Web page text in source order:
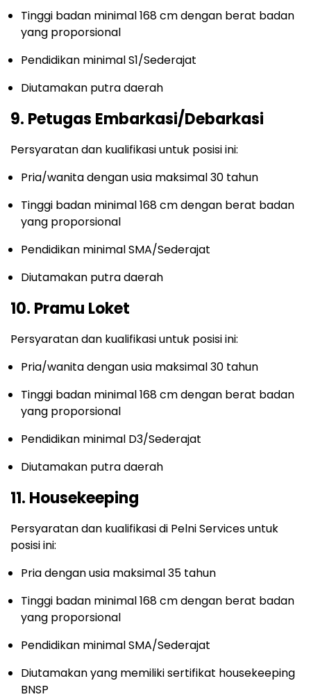
Tinggi badan minimal 168 cm dengan berat badan
yang proporsional
Pendidikan minimal S1/Sederajat
Diutamakan putra daerah
9. Petugas Embarkasi/Debarkasi
Persyaratan dan kualifikasi untuk posisi ini:
Pria/wanita dengan usia maksimal 30 tahun
Tinggi badan minimal 168 cm dengan berat badan
yang proporsional
Pendidikan minimal SMA/Sederajat
Diutamakan putra daerah
10. Pramu Loket
Persyaratan dan kualifikasi untuk posisi ini:
Pria/wanita dengan usia maksimal 30 tahun
Tinggi badan minimal 168 cm dengan berat badan
yang proporsional
Pendidikan minimal D3/Sederajat
Diutamakan putra daerah
11. Housekeeping
Persyaratan dan kualifikasi di Pelni Services untuk
posisi ini:
Pria dengan usia maksimal 35 tahun
Tinggi badan minimal 168 cm dengan berat badan
yang proporsional
Pendidikan minimal SMA/Sederajat
Diutamakan yang memiliki sertifikat housekeeping
BNSP